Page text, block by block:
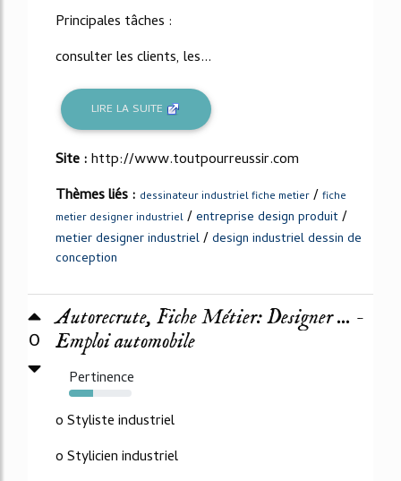
Principales tâches :
consulter les clients, les...
LIRE LA SUITE
Site :http://www.toutpourreussir.com
Thèmes liés : dessinateur industriel fiche metier / fiche
metier designer industriel /entreprise design produit/
metier designer industriel/design industriel dessin de
conception
0
Autorecrute, Fiche Métier: Designer ... -
Emploi automobile
Pertinence
39%
o Styliste industriel
o Stylicien industriel